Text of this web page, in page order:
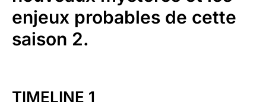
enjeux probables de cette
saison 2.
TIMELINE 1